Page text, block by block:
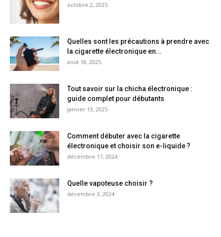
octobre 2, 2025
Quelles sont les précautions à prendre avec
la cigarette électronique en...
août 18, 2025
Tout savoir sur la chicha électronique :
guide complet pour débutants
janvier 13, 2025
Comment débuter avec la cigarette
électronique et choisir son e-liquide ?
décembre 17, 2024
Quelle vapoteuse choisir ?
décembre 3, 2024